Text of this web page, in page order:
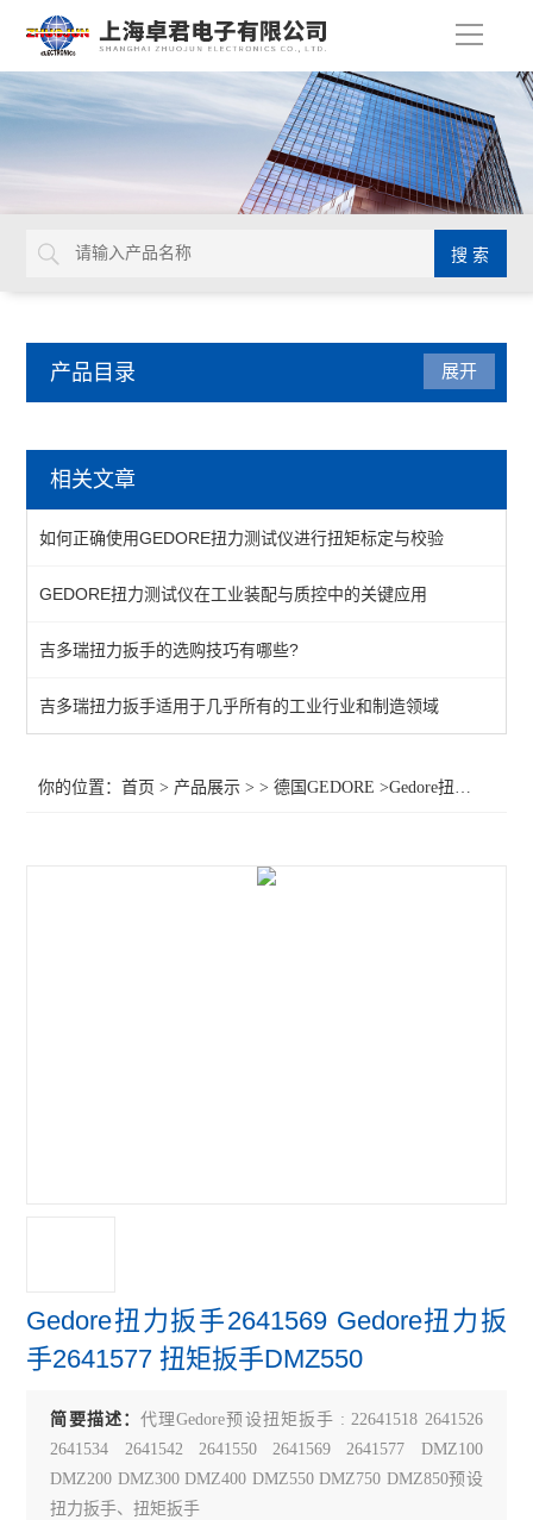
导
产品目录
延长杆
棘轮头
动态扭矩测试仪
扭力测试仪
接地螺柱扳手
展开
相关文章
如何正确使用GEDORE扭力测试仪进行扭矩标定与校验
GEDORE扭力测试仪在工业装配与质控中的关键应用
吉多瑞扭力扳手的选购技巧有哪些?
吉多瑞扭力扳手适用于几乎所有的工业行业和制造领域
你的位置：首页 > 产品展示 > >德国GEDORE >Gedore扭力扳手2641569 Gedore扭力扳手2641577 扭矩扳手DMZ550
Gedore扭力扳手2641569 Gedore扭力扳
手2641577 扭矩扳手DMZ550
简要描述：代理Gedore预设扭矩扳手 : 22641518 2641526
2641534 2641542 2641550 2641569 2641577 DMZ100
DMZ200 DMZ300 DMZ400 DMZ550 DMZ750 DMZ850预设
扭力扳手、扭矩扳手